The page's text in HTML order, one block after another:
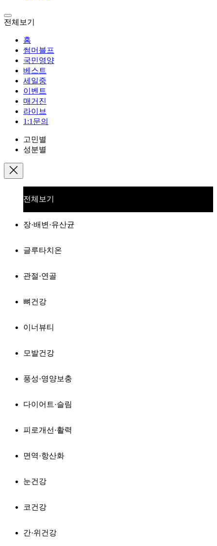
전체보기
홈
썸머블프
국민영양
베스트
세일중
이벤트
매거진
라이브
1:1문의
고민별
성분별
전체보기
장·배변·유산균
글루타치온
관절·연골
뼈건강
이너뷰티
모발건강
풍성·영양보충
다이어트·슬림
피로개선·활력
면역·항산화
눈건강
코건강
간·위건강